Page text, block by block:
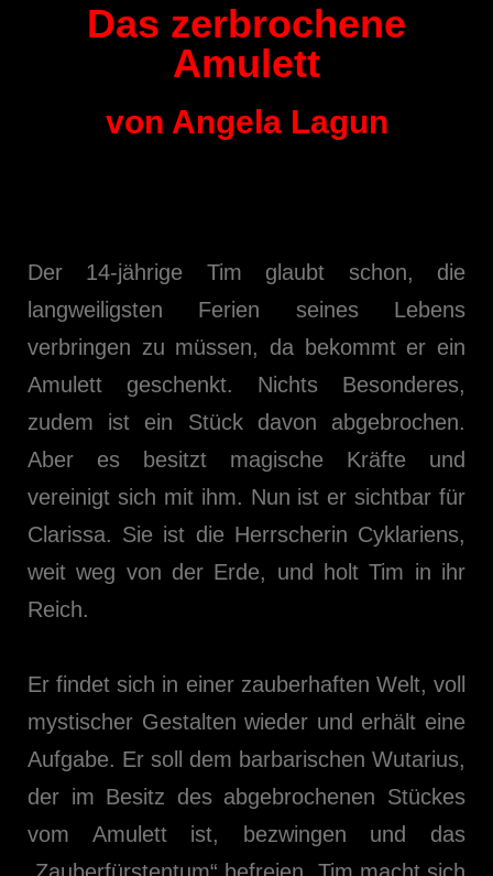
Das zerbrochene
Amulett
von Angela Lagun
Der 14-jährige Tim glaubt schon, die
langweiligsten Ferien seines Lebens
verbringen zu müssen, da bekommt er ein
Amulett geschenkt. Nichts Besonderes,
zudem ist ein Stück davon abgebrochen.
Aber es besitzt magische Kräfte und
vereinigt sich mit ihm. Nun ist er sichtbar für
Clarissa. Sie ist die Herrscherin Cyklariens,
weit weg von der Erde, und holt Tim in ihr
Reich.
Er findet sich in einer zauberhaften Welt, voll
mystischer Gestalten wieder und erhält eine
Aufgabe. Er soll dem barbarischen Wutarius,
der im Besitz des abgebrochenen Stückes
vom Amulett ist, bezwingen und das